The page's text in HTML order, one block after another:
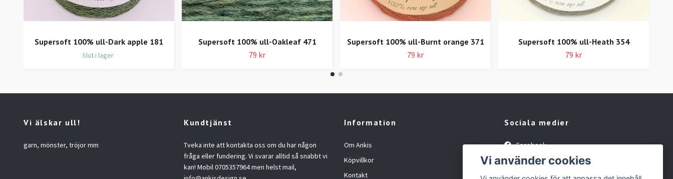
Supersoft 100% ull-Dark apple 181
Slut i lager
Supersoft 100% ull-Oakleaf 471
79 kr
Supersoft 100% ull-Burnt orange 371
79 kr
Supersoft 100% ull-Heath 354
79 kr
Vi älskar ull!
garn, mönster, tröjor mm
Kundtjänst
Tveka inte att kontakta oss om du har någon
fråga eller fundering. Vi svarar alltid så snabbt vi
kan! Mobil 0705357964 men helst mail,
Information
Om Ankis
Köpvillkor
Kontakt
Sociala medier
Facebook
Instagram
Vi använder cookies